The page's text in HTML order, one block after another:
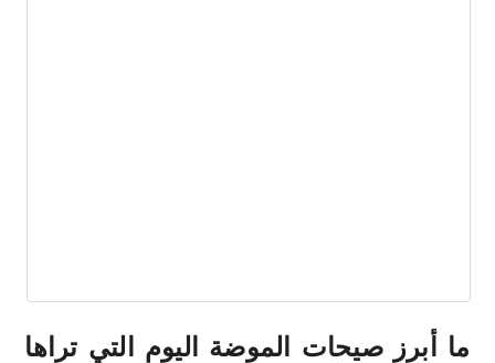
ما أبرز صيحات الموضة اليوم التي تراها